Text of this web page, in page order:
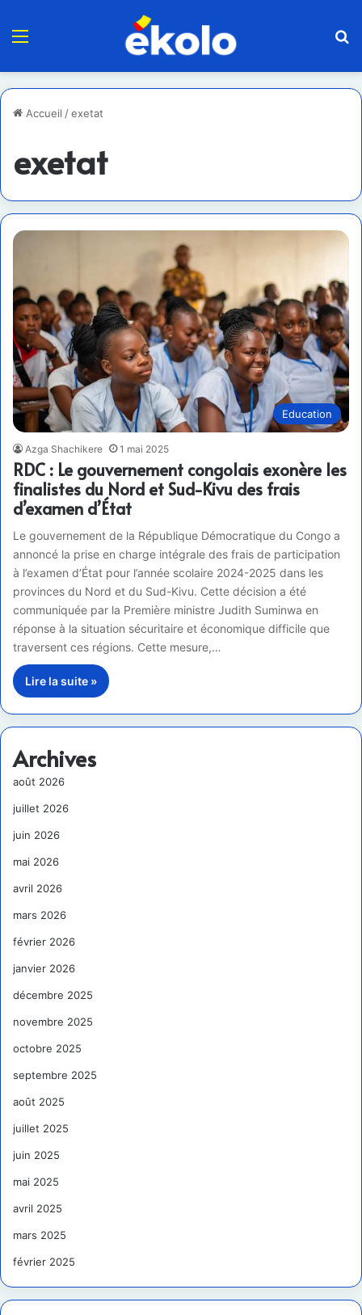
Menu
Accueil /exetat
exetat
Education
Azga Shachikere 1 mai 2025
RDC : Le gouvernement congolais exonère les
finalistes du Nord et Sud-Kivu des frais
d’examen d’État
Le gouvernement de la République Démocratique du Congo a
annoncé la prise en charge intégrale des frais de participation
à l’examen d’État pour l’année scolaire 2024-2025 dans les
provinces du Nord et du Sud-Kivu. Cette décision a été
communiquée par la Première ministre Judith Suminwa en
réponse à la situation sécuritaire et économique difficile que
traversent ces régions. Cette mesure,…
Lire la suite »
Archives
août 2026
juillet 2026
juin 2026
mai 2026
avril 2026
mars 2026
février 2026
janvier 2026
décembre 2025
novembre 2025
octobre 2025
septembre 2025
août 2025
juillet 2025
juin 2025
mai 2025
avril 2025
mars 2025
février 2025